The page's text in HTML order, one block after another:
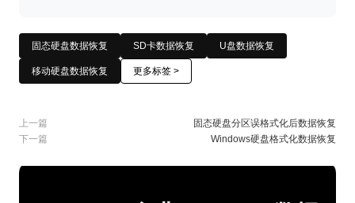
固态硬盘数据恢复 SD卡数据恢复 U盘数据恢复
移动硬盘数据恢复 更多标签 >
上一篇
固态硬盘分区误格式化后数据恢复
下一篇
Windows硬盘格式化数据恢复